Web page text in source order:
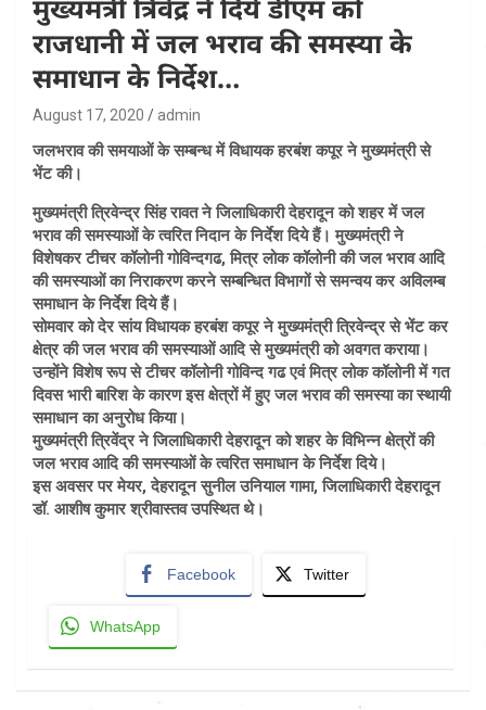
मुख्यमंत्री त्रिवेंद्र ने दिये डीएम को
राजधानी में जल भराव की समस्या के
समाधान के निर्देश…
August 17, 2020 admin
जलभराव की समयाओं के सम्बन्ध में विधायक हरबंश कपूर ने मुख्यमंत्री से
भेंट की।
मुख्यमंत्री त्रिवेन्द्र सिंह रावत ने जिलाधिकारी देहरादून को शहर में जल
भराव की समस्याओं के त्वरित निदान के निर्देश दिये हैं। मुख्यमंत्री ने
विशेषकर टीचर कॉलोनी गोविन्दगढ, मित्र लोक कॉलोनी की जल भराव आदि
की समस्याओं का निराकरण करने सम्बन्धित विभागों से समन्वय कर अविलम्ब
समाधान के निर्देश दिये हैं।
सोमवार को देर सांय विधायक हरबंश कपूर ने मुख्यमंत्री त्रिवेन्द्र से भेंट कर
क्षेत्र की जल भराव की समस्याओं आदि से मुख्यमंत्री को अवगत कराया।
उन्होंने विशेष रूप से टीचर कॉलोनी गोविन्द गढ एवं मित्र लोक कॉलोनी में गत
दिवस भारी बारिश के कारण इस क्षेत्रों में हुए जल भराव की समस्या का स्थायी
समाधान का अनुरोध किया।
मुख्यमंत्री त्रिवेंद्र ने जिलाधिकारी देहरादून को शहर के विभिन्न क्षेत्रों की
जल भराव आदि की समस्याओं के त्वरित समाधान के निर्देश दिये।
इस अवसर पर मेयर, देहरादून सुनील उनियाल गामा, जिलाधिकारी देहरादून
डॉ. आशीष कुमार श्रीवास्तव उपस्थित थे।
Facebook Twitter
WhatsApp